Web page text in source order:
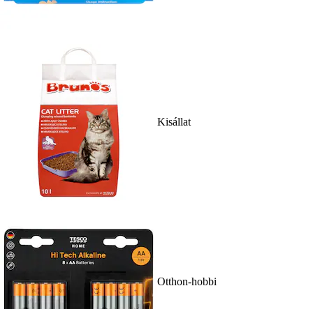
Kisállat
Otthon-hobbi